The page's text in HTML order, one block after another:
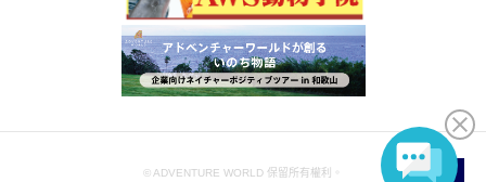
© ADVENTURE WORLD 保留所有權利。